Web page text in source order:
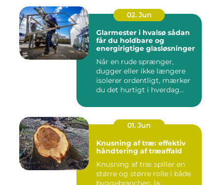
02. Jun
Glarmester i hvalsø sådan
får du holdbare og
energirigtige glasløsninger
Når en rude sprænger,
dugger eller ikke længere
isolerer ordentligt, mærker
du det hurtigt i hverdag...
01. Jun
Knusning af træ: effektiv
håndtering af træaffald
Knusning af træ spiller en
større og større rolle i både
byggebranchen, la...